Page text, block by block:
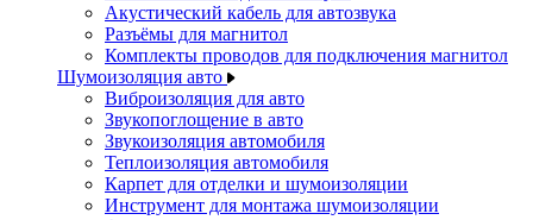
Акустический кабель для автозвука
Разъёмы для магнитол
Комплекты проводов для подключения магнитол
Шумоизоляция авто
Виброизоляция для авто
Звукопоглощение в авто
Звукоизоляция автомобиля
Теплоизоляция автомобиля
Карпет для отделки и шумоизоляции
Инструмент для монтажа шумоизоляции